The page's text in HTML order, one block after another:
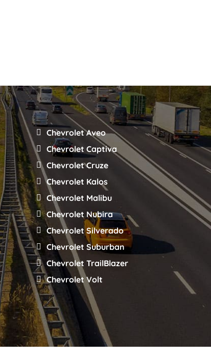
Chevrolet Aveo
Chevrolet Captiva
Chevrolet Cruze
Chevrolet Kalos
Chevrolet Malibu
Chevrolet Nubira
Chevrolet Silverado
Chevrolet Suburban
Chevrolet TrailBlazer
Chevrolet Volt